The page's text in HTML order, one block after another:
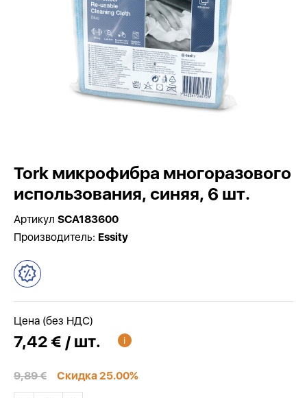
Tork микрофибра многоразового
использования, синяя, 6 шт.
Артикул SCA183600
Производитель: Essity
Цена (без НДС)
7,42 € / шт.
9,89 € Скидка 25.00%